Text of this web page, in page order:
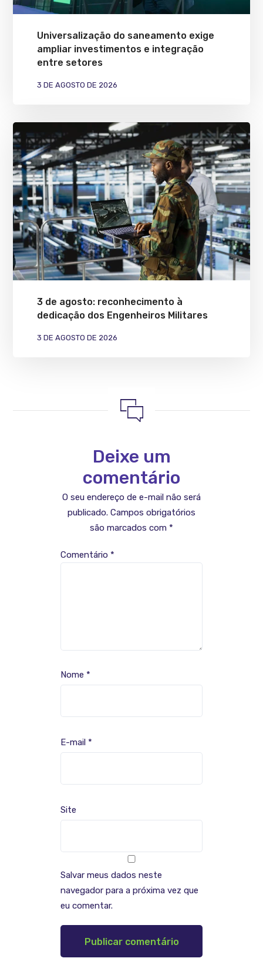
Universalização do saneamento exige
ampliar investimentos e integração
entre setores
3 DE AGOSTO DE 2026
3 de agosto: reconhecimento à
dedicação dos Engenheiros Militares
3 DE AGOSTO DE 2026
Deixe um
comentário
O seu endereço de e-mail não será
publicado. Campos obrigatórios
são marcados com *
Comentário *
Nome *
E-mail *
Site
Salvar meus dados neste
navegador para a próxima vez que
eu comentar.